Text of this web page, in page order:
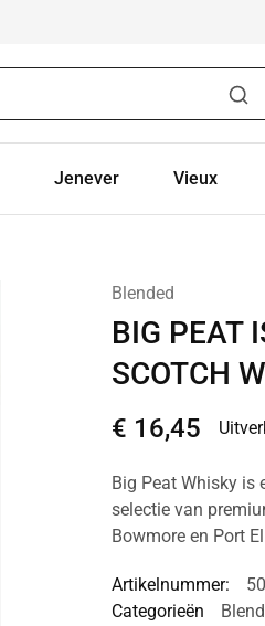
Jenever Vieux
Blended
BIG PEAT
SCOTCH
€ 16,45
Big Peat Whisky is
selectie van
Bowmore en Port
Artikelnummer:
Categorieën